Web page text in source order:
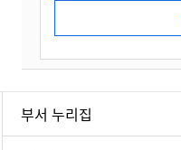
부서 누리집